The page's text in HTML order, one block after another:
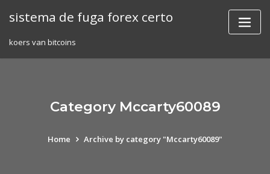
sistema de fuga forex certo
koers van bitcoins
Category Mccarty60089
Home Archive by category "Mccarty60089"